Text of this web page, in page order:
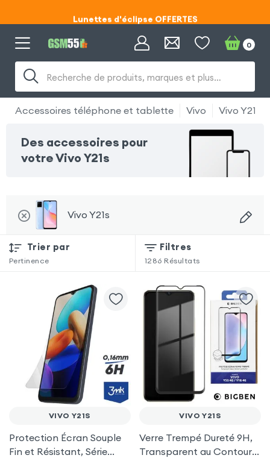
Code ECLIPSE55
Code ECLIPSE55
Recherche de produits, marques et plus…
0
Accessoires téléphone et tablette Vivo Vivo Y21s
Des accessoires pour
votre Vivo Y21s
Vivo Y21s
Trier par
Pertinence
Filtres
1286 Résultats
VIVO Y21S
Protection Écran Souple
Fin et Résistant, Série
VIVO Y21S
Verre Trempé Dureté 9H,
Transparent au Contour